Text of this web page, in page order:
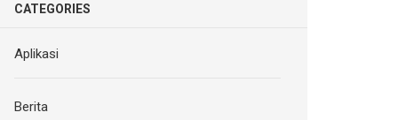
CATEGORIES
Aplikasi
Berita